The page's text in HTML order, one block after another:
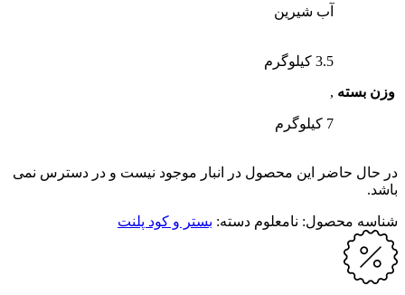
آب شیرین
وزن بسته
3.5 کیلوگرم
,
7 کیلوگرم
در حال حاضر این محصول در انبار موجود نیست و در دسترس نمی
باشد.
شناسه محصول: نامعلوم دسته: بستر و کود پلنت